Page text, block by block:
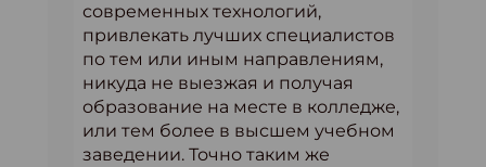
современных технологий,
привлекать лучших специалистов
по тем или иным направлениям,
никуда не выезжая и получая
образование на месте в колледже,
или тем более в высшем учебном
заведении. Точно таким же